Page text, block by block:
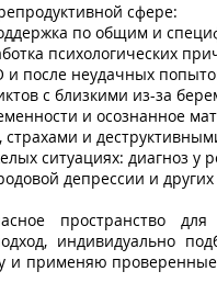
сфере:
по общим и
психологических
после неудачных
с близкими из-за
и осознанное
страхами и
ситуациях: диагноз у
депрессии и других
пространство для
индивидуально
и применяю